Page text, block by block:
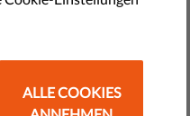
ALLE COOKIES